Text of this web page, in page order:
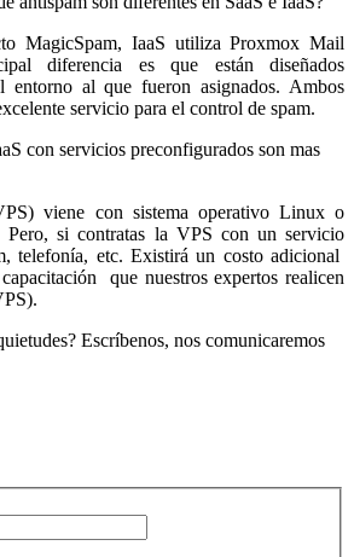
MagicSpam, IaaS utiliza Proxmox Mail
diferencia es que están diseñados
entorno al que fueron asignados. Ambos
servicio para el control de spam.
con servicios preconfigurados son mas
viene con sistema operativo Linux o
Pero, si contratas la VPS con un servicio
telefonía, etc. Existirá un costo adicional
que nuestros expertos realicen
Escríbenos, nos comunicaremos